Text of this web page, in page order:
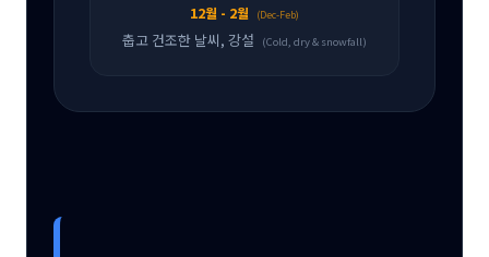
12월 - 2월 (Dec-Feb)
춥고 건조한 날씨, 강설 (Cold, dry & snowfall)